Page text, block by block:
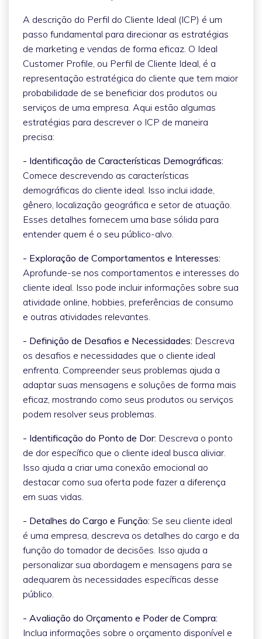
A descrição do Perfil do Cliente Ideal (ICP) é um
passo fundamental para direcionar as estratégias
de marketing e vendas de forma eficaz. O Ideal
Customer Profile, ou Perfil de Cliente Ideal, é a
representação estratégica do cliente que tem maior
probabilidade de se beneficiar dos produtos ou
serviços de uma empresa. Aqui estão algumas
estratégias para descrever o ICP de maneira
precisa:
- Identificação de Características Demográficas:
Comece descrevendo as características
demográficas do cliente ideal. Isso inclui idade,
gênero, localização geográfica e setor de atuação.
Esses detalhes fornecem uma base sólida para
entender quem é o seu público-alvo.
- Exploração de Comportamentos e Interesses:
Aprofunde-se nos comportamentos e interesses do
cliente ideal. Isso pode incluir informações sobre sua
atividade online, hobbies, preferências de consumo
e outras atividades relevantes.
- Definição de Desafios e Necessidades: Descreva
os desafios e necessidades que o cliente ideal
enfrenta. Compreender seus problemas ajuda a
adaptar suas mensagens e soluções de forma mais
eficaz, mostrando como seus produtos ou serviços
podem resolver seus problemas.
- Identificação do Ponto de Dor: Descreva o ponto
de dor específico que o cliente ideal busca aliviar.
Isso ajuda a criar uma conexão emocional ao
destacar como sua oferta pode fazer a diferença
em suas vidas.
- Detalhes do Cargo e Função: Se seu cliente ideal
é uma empresa, descreva os detalhes do cargo e da
função do tomador de decisões. Isso ajuda a
personalizar sua abordagem e mensagens para se
adequarem às necessidades específicas desse
público.
- Avaliação do Orçamento e Poder de Compra:
Inclua informações sobre o orçamento disponível e